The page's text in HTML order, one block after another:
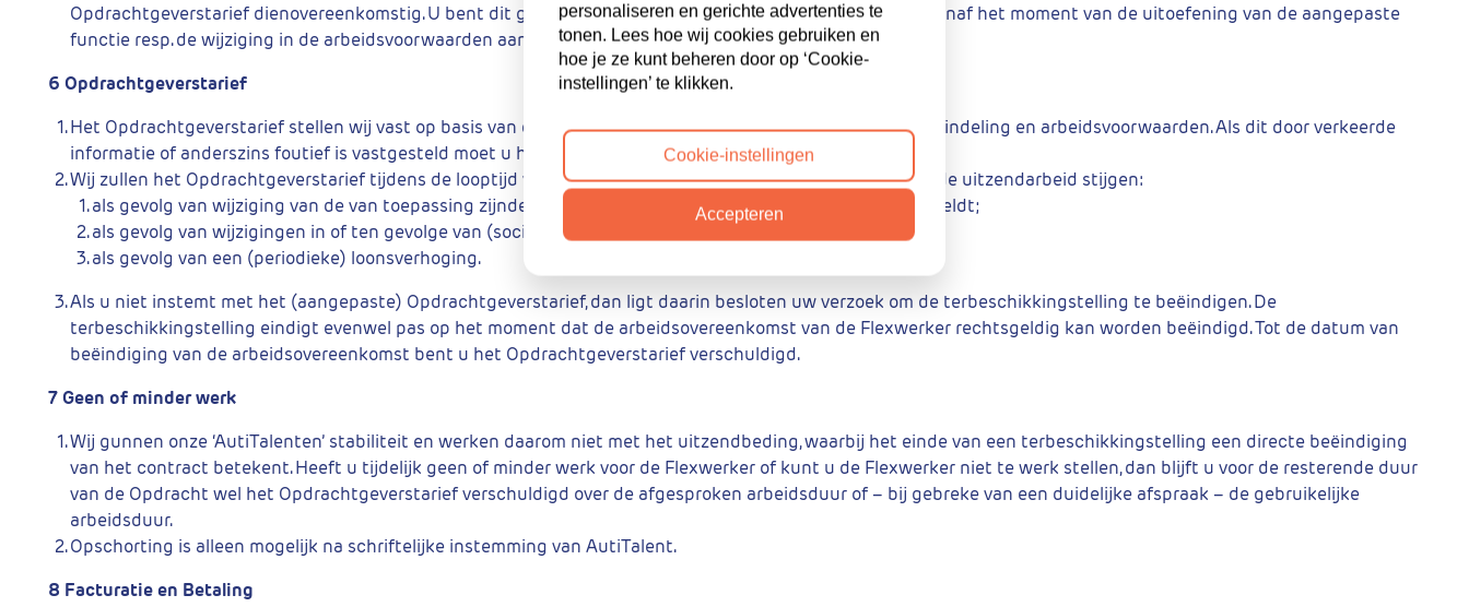
Opdrachtgeverstarief dienovereenkomstig. U bent dit gecorrigeerde tarief (met terugwerkende kracht) vanaf het moment van de uitoefening van de aangepaste
functie resp. de wijziging in de arbeidsvoorwaarden aan ons verschuldigd.
6 Opdrachtgeverstarief
Het Opdrachtgeverstarief stellen wij vast op basis van de door u verstrekte informatie omtrent de functie indeling en arbeidsvoorwaarden. Als dit door verkeerde
informatie of anderszins foutief is vastgesteld moet u het juiste tarief met terugwerkende kracht betalen.
Wij zullen het Opdrachtgeverstarief tijdens de looptijd van de Opdracht aanpassen, indien de kosten van de uitzendarbeid stijgen:
als gevolg van wijziging van de van toepassing zijnde CAO en/of arbeidsvoorwaardenregeling die bij u geldt;
als gevolg van wijzigingen in of ten gevolge van (sociale en fiscale) wet en- regelgeving;
als gevolg van een (periodieke) loonsverhoging.
Als u niet instemt met het (aangepaste) Opdrachtgeverstarief, dan ligt daarin besloten uw verzoek om de terbeschikkingstelling te beëindigen. De
terbeschikkingstelling eindigt evenwel pas op het moment dat de arbeidsovereenkomst van de Flexwerker rechtsgeldig kan worden beëindigd. Tot de datum van
beëindiging van de arbeidsovereenkomst bent u het Opdrachtgeverstarief verschuldigd.
7 Geen of minder werk
Wij gunnen onze ‘AutiTalenten’ stabiliteit en werken daarom niet met het uitzendbeding, waarbij het einde van een terbeschikkingstelling een directe beëindiging
van het contract betekent. Heeft u tijdelijk geen of minder werk voor de Flexwerker of kunt u de Flexwerker niet te werk stellen, dan blijft u voor de resterende duur
van de Opdracht wel het Opdrachtgeverstarief verschuldigd over de afgesproken arbeidsduur of – bij gebreke van een duidelijke afspraak – de gebruikelijke
arbeidsduur.
Opschorting is alleen mogelijk na schriftelijke instemming van AutiTalent.
8 Facturatie en Betaling
personaliseren en gerichte advertenties te
tonen. Lees hoe wij cookies gebruiken en
hoe je ze kunt beheren door op ‘Cookie-
instellingen’ te klikken.
Cookie-instellingen
Accepteren